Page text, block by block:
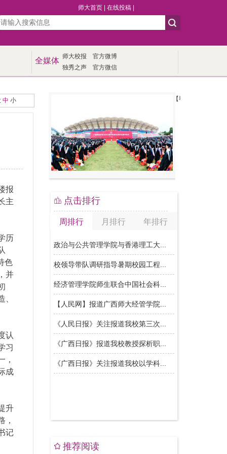
师大首页 在线投稿
全媒体 师大校报
官方微博
独秀之声
官方微信
中 小
报
主
历
色
并
认
习
，
成
升
，
记
【毕业季】我校举
点击排行
周排行 月排行 年排行
推荐阅读